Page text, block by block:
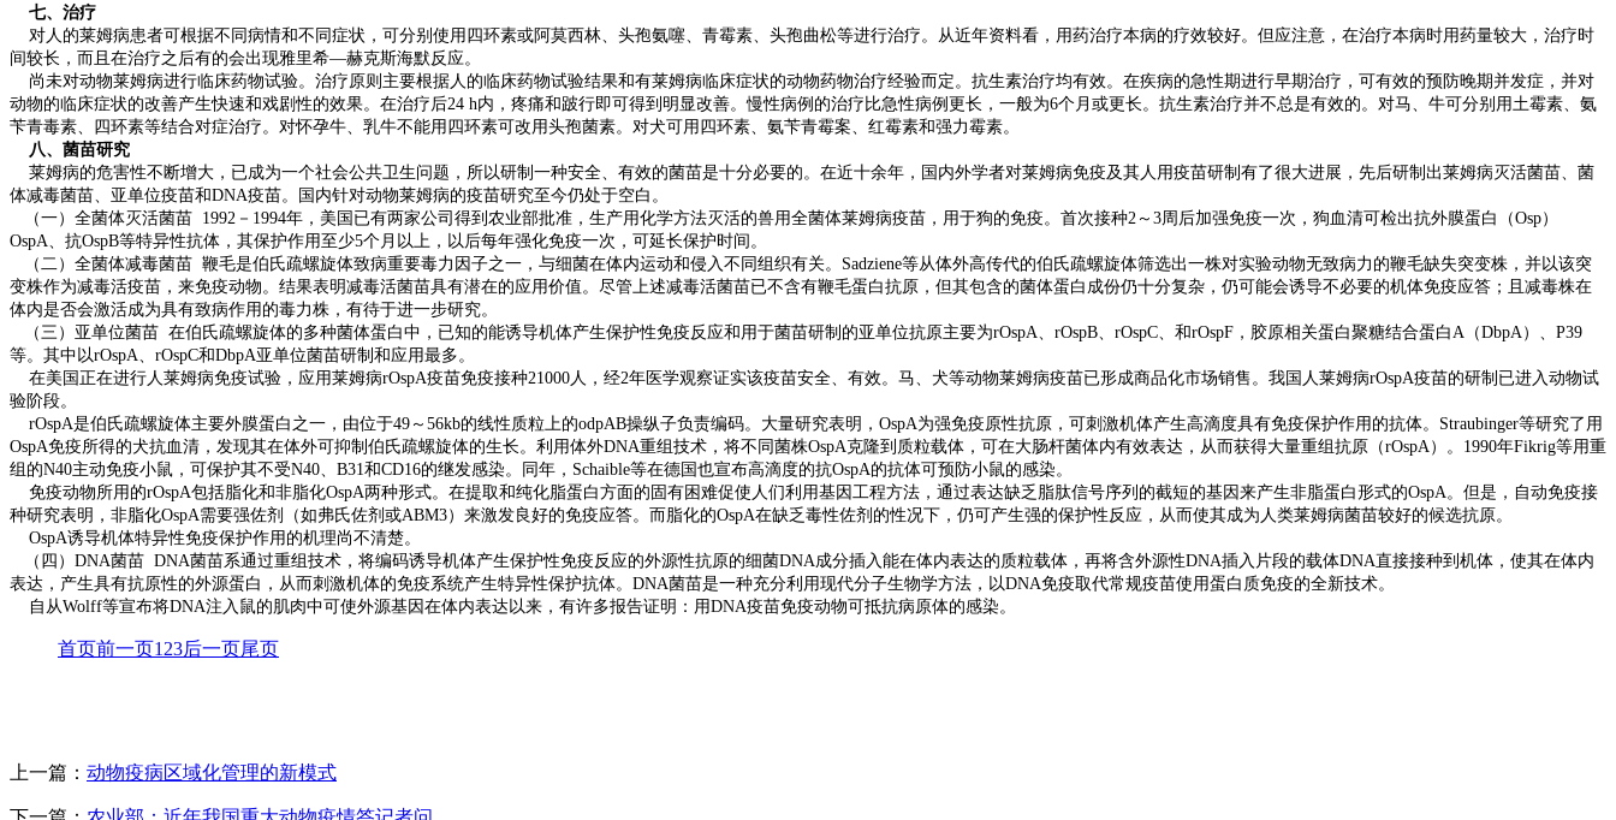
七、治疗
对人的莱姆病患者可根据不同病情和不同症状，可分别使用四环素或阿莫西林、头孢氨噻、青霉素、头孢曲松等进行治疗。从近年资料看，用药治疗本病的疗效较好。但应注意，在治疗本病时用药量较大，治疗时
间较长，而且在治疗之后有的会出现雅里希—赫克斯海默反应。
尚未对动物莱姆病进行临床药物试验。治疗原则主要根据人的临床药物试验结果和有莱姆病临床症状的动物药物治疗经验而定。抗生素治疗均有效。在疾病的急性期进行早期治疗，可有效的预防晚期并发症，并对
动物的临床症状的改善产生快速和戏剧性的效果。在治疗后24 h内，疼痛和跛行即可得到明显改善。慢性病例的治疗比急性病例更长，一般为6个月或更长。抗生素治疗并不总是有效的。对马、牛可分别用土霉素、氨
苄青毒素、四环素等结合对症治疗。对怀孕牛、乳牛不能用四环素可改用头孢菌素。对犬可用四环素、氨苄青霉案、红霉素和强力霉素。
八、菌苗研究
莱姆病的危害性不断增大，已成为一个社会公共卫生问题，所以研制一种安全、有效的菌苗是十分必要的。在近十余年，国内外学者对莱姆病免疫及其人用疫苗研制有了很大进展，先后研制出莱姆病灭活菌苗、菌
体减毒菌苗、亚单位疫苗和DNA疫苗。国内针对动物莱姆病的疫苗研究至今仍处于空白。
（一）全菌体灭活菌苗 1992－1994年，美国已有两家公司得到农业部批准，生产用化学方法灭活的兽用全菌体莱姆病疫苗，用于狗的免疫。首次接种2～3周后加强免疫一次，狗血清可检出抗外膜蛋白（Osp）
OspA、抗OspB等特异性抗体，其保护作用至少5个月以上，以后每年强化免疫一次，可延长保护时间。
（二）全菌体减毒菌苗 鞭毛是伯氏疏螺旋体致病重要毒力因子之一，与细菌在体内运动和侵入不同组织有关。Sadziene等从体外高传代的伯氏疏螺旋体筛选出一株对实验动物无致病力的鞭毛缺失突变株，并以该突
变株作为减毒活疫苗，来免疫动物。结果表明减毒活菌苗具有潜在的应用价值。尽管上述减毒活菌苗已不含有鞭毛蛋白抗原，但其包含的菌体蛋白成份仍十分复杂，仍可能会诱导不必要的机体免疫应答；且减毒株在
体内是否会激活成为具有致病作用的毒力株，有待于进一步研究。
（三）亚单位菌苗 在伯氏疏螺旋体的多种菌体蛋白中，已知的能诱导机体产生保护性免疫反应和用于菌苗研制的亚单位抗原主要为rOspA、rOspB、rOspC、和rOspF，胶原相关蛋白聚糖结合蛋白A（DbpA）、P39
等。其中以rOspA、rOspC和DbpA亚单位菌苗研制和应用最多。
在美国正在进行人莱姆病免疫试验，应用莱姆病rOspA疫苗免疫接种21000人，经2年医学观察证实该疫苗安全、有效。马、犬等动物莱姆病疫苗已形成商品化市场销售。我国人莱姆病rOspA疫苗的研制已进入动物试
验阶段。
rOspA是伯氏疏螺旋体主要外膜蛋白之一，由位于49～56kb的线性质粒上的odpAB操纵子负责编码。大量研究表明，OspA为强免疫原性抗原，可刺激机体产生高滴度具有免疫保护作用的抗体。Straubinger等研究了用
OspA免疫所得的犬抗血清，发现其在体外可抑制伯氏疏螺旋体的生长。利用体外DNA重组技术，将不同菌株OspA克隆到质粒载体，可在大肠杆菌体内有效表达，从而获得大量重组抗原（rOspA）。1990年Fikrig等用重
组的N40主动免疫小鼠，可保护其不受N40、B31和CD16的继发感染。同年，Schaible等在德国也宣布高滴度的抗OspA的抗体可预防小鼠的感染。
免疫动物所用的rOspA包括脂化和非脂化OspA两种形式。在提取和纯化脂蛋白方面的固有困难促使人们利用基因工程方法，通过表达缺乏脂肽信号序列的截短的基因来产生非脂蛋白形式的OspA。但是，自动免疫接
种研究表明，非脂化OspA需要强佐剂（如弗氏佐剂或ABM3）来激发良好的免疫应答。而脂化的OspA在缺乏毒性佐剂的性况下，仍可产生强的保护性反应，从而使其成为人类莱姆病菌苗较好的候选抗原。
OspA诱导机体特异性免疫保护作用的机理尚不清楚。
（四）DNA菌苗 DNA菌苗系通过重组技术，将编码诱导机体产生保护性免疫反应的外源性抗原的细菌DNA成分插入能在体内表达的质粒载体，再将含外源性DNA插入片段的载体DNA直接接种到机体，使其在体内
表达，产生具有抗原性的外源蛋白，从而刺激机体的免疫系统产生特异性保护抗体。DNA菌苗是一种充分利用现代分子生物学方法，以DNA免疫取代常规疫苗使用蛋白质免疫的全新技术。
自从Wolff等宣布将DNA注入鼠的肌肉中可使外源基因在体内表达以来，有许多报告证明：用DNA疫苗免疫动物可抵抗病原体的感染。
首页前一页1 23后一页尾页
上一篇： 动物疫病区域化管理的新模式